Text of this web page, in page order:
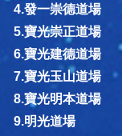
4.發一崇德道場
5.寶光崇正道場
6.寶光建德道場
7.寶光玉山道場
8.寶光明本道場
9.明光道場